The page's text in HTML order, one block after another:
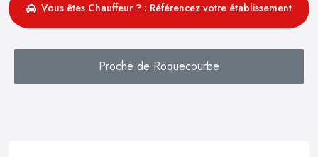
Vous êtes Chauffeur ? : Référencez votre établissement
Proche de Roquecourbe